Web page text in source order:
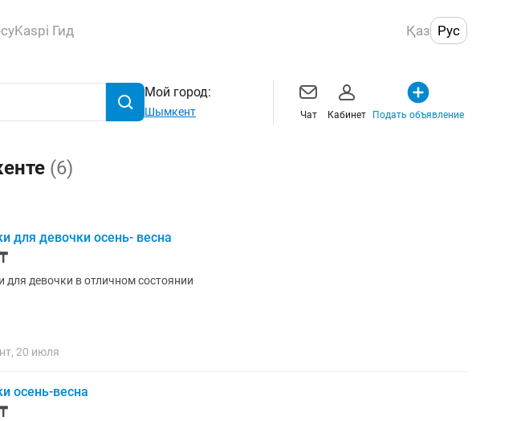
Kaspi Гид Қаз Рус
Мой город:
Шымкент Чат Кабинет Подать объявление
(6)
для девочки осень- весна
для девочки в отличном состоянии
20 июля
осень-весна